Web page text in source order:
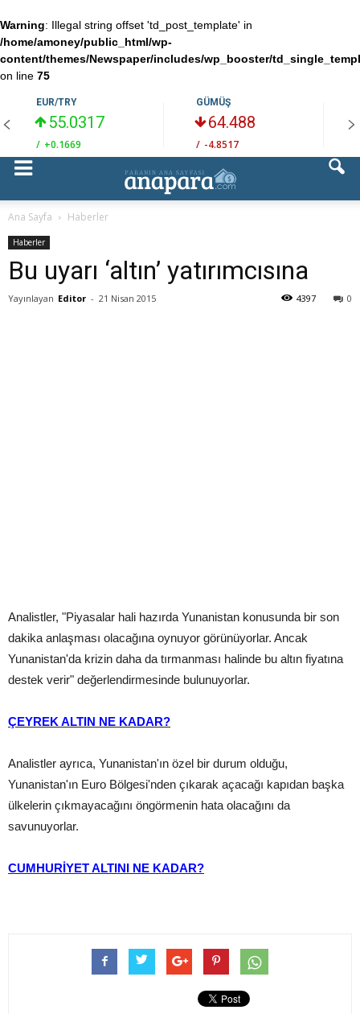
Warning: Illegal string offset 'td_post_template' in
/home/amoney/public_html/wp-
content/themes/Newspaper/includes/wp_booster/
on line 75
EUR/TRY
55.0317
/ +0.1669
GÜMÜŞ
64.488
/ -4.8517
Ana Sayfa Haberler
Haberler
Bu uyarı ‘altın’ yatırımcısına
Yayınlayan Editor - 21 Nisan 2015 0
4397
Analistler, "Piyasalar hali hazırda Yunanistan konusunda bir son
dakika anlaşması olacağına oynuyor görünüyorlar. Ancak
Yunanistan'da krizin daha da tırmanması halinde bu altın fiyatına
destek verir" değerlendirmesinde bulunuyorlar.
ÇEYREK ALTIN NE KADAR?
Analistler ayrıca, Yunanistan'ın özel bir durum olduğu,
Yunanistan'ın Euro Bölgesi'nden çıkarak açacağı kapıdan başka
ülkelerin çıkmayacağını öngörmenin hata olacağını da
savunuyorlar.
CUMHURİYET ALTINI NE KADAR?